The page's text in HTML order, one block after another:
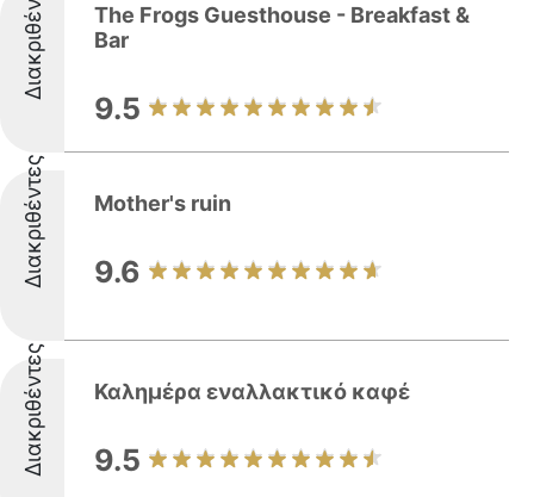
Διακριθέντες
The Frogs Guesthouse - Breakfast &
Bar
9.5
Διακριθέντες Mother's ruin
9.6
Διακριθέντες Καλημέρα εναλλακτικό καφέ
9.5